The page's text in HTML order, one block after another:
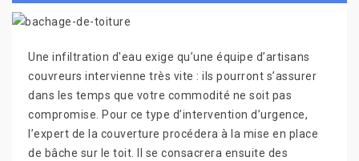
Une infiltration d'eau exige qu’une équipe d’artisans
couvreurs intervienne très vite : ils pourront s’assurer
dans les temps que votre commodité ne soit pas
compromise. Pour ce type d’intervention d’urgence,
l’expert de la couverture procédera à la mise en place
de bâche sur le toit. Il se consacrera ensuite des